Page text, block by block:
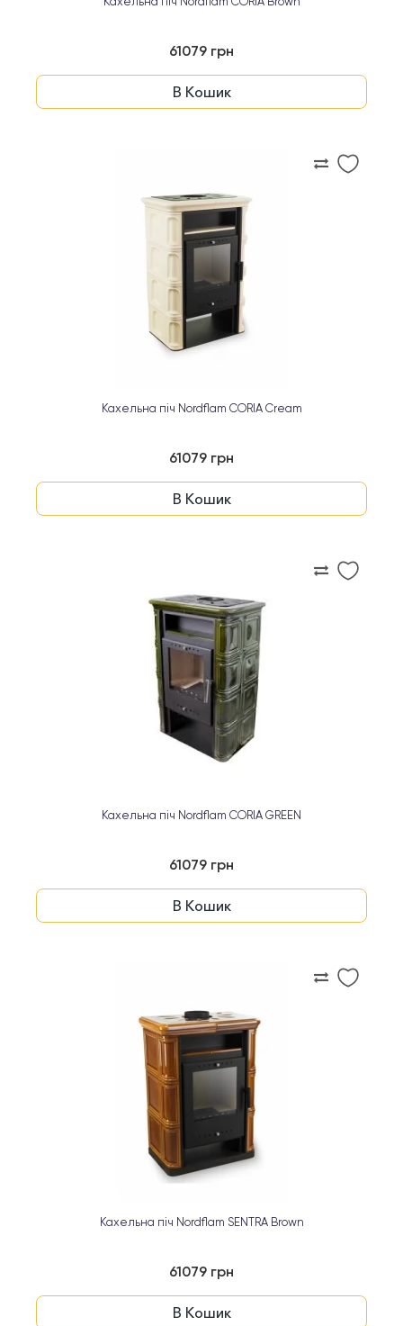
61079 грн
В Кошик
Кахельна піч Nordflam CORIA Cream
61079 грн
В Кошик
Кахельна піч Nordflam CORIA GREEN
61079 грн
В Кошик
Кахельна піч Nordflam SENTRA Brown
61079 грн
В Кошик